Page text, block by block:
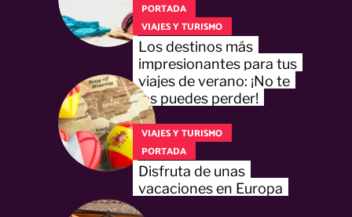
PORTADA
VIAJES Y TURISMO
Los destinos más
impresionantes para tus
viajes de verano: ¡No te
los puedes perder!
VIAJES Y TURISMO
PORTADA
Disfruta de unas
vacaciones en Europa